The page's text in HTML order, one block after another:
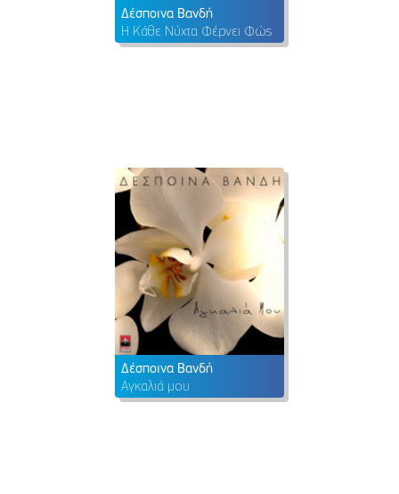
Δέσποινα Βανδή
Η Κάθε Νύχτα Φέρνει Φώς
Δέσποινα Βανδή
Αγκαλιά μου